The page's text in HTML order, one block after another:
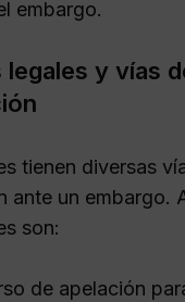
embargo.
legales y vías
tienen diversas
ante un embargo.
son:
de apelación